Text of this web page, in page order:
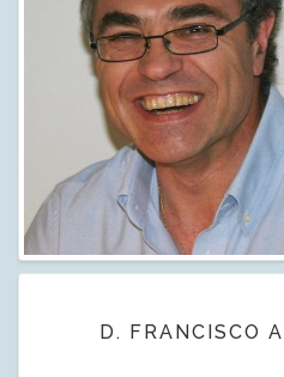
D. FRANCISCO